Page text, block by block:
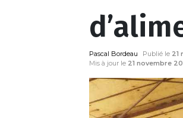
Pascal Bordeau Publié le 21
Mis à jour le 21 novembre